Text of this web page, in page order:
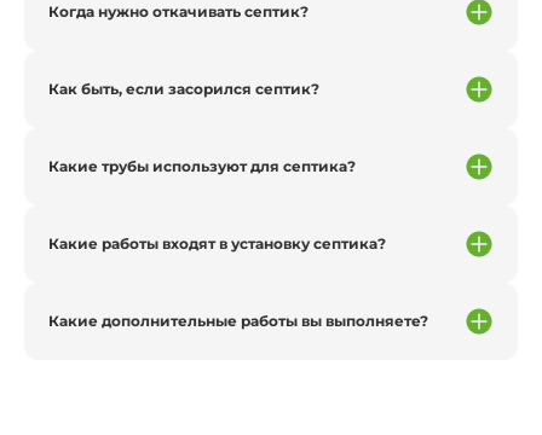
Когда нужно откачивать септик?
Как быть, если засорился септик?
Какие трубы используют для септика?
Какие работы входят в установку септика?
Какие дополнительные работы вы выполняете?